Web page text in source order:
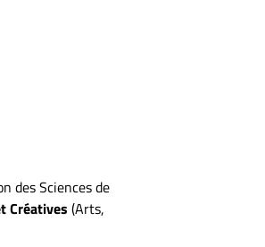
des Sciences de
Créatives (Arts,